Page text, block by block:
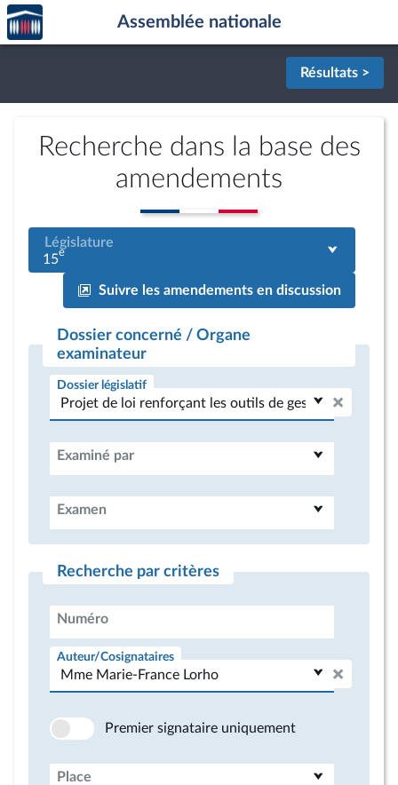
Aller au contenu
Aller en bas de la page
Accèder
à la
page
Assemblée nationale
Résultats >
Recherche dans la base des
amendements
Législature
15e
Suivre les amendements en discussion
Dossier concerné / Organe
examinateur
Dossier législatif
Examiné par
Examen
Recherche par critères
Numéro
Auteur/Cosignataires
Premier signataire uniquement
Place